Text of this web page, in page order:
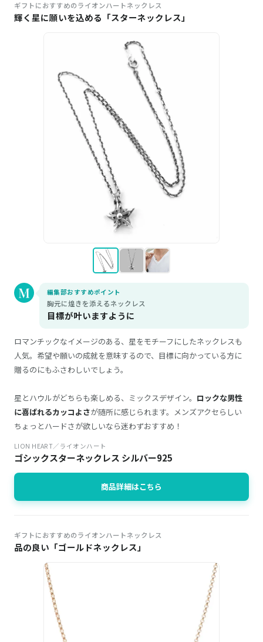
ギフトにおすすめのライオンハートネックレス
輝く星に願いを込める「スターネックレス」
編集部おすすめポイント
胸元に煌きを添えるネックレス
目標が叶いますように
ロマンチックなイメージのある、星をモチーフにしたネックレスも
人気。希望や願いの成就を意味するので、目標に向かっている方に
贈るのにもふさわしいでしょう。
星とハウルがどちらも楽しめる、ミックスデザイン。 ロックな男性
に喜ばれるカッコよさが随所に感じられます。メンズアクセらしい
ちょっとハードさが欲しいなら迷わずおすすめ！
LION HEART／ライオンハート
ゴシックスターネックレス シルバー925
商品詳細はこちら
ギフトにおすすめのライオンハートネックレス
品の良い「ゴールドネックレス」